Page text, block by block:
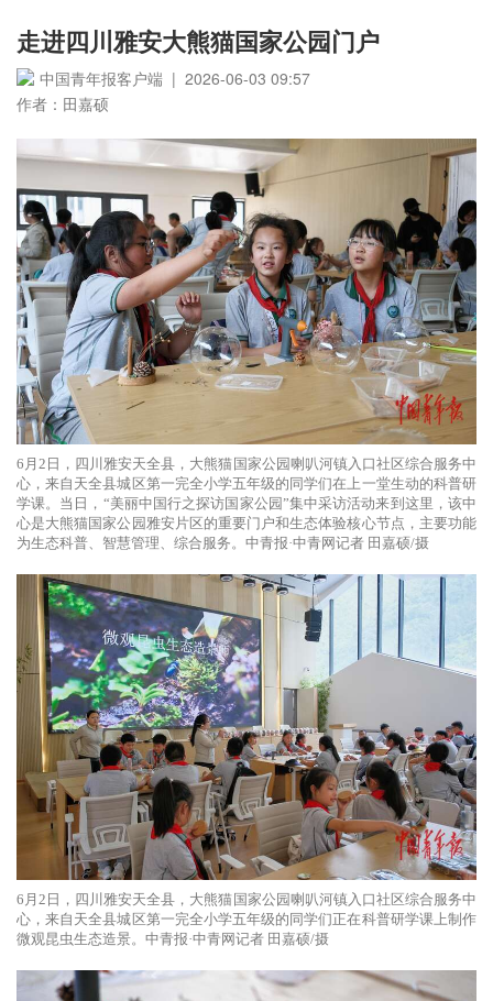
走进四川雅安大熊猫国家公园门户
中国青年报客户端 | 2026-06-03 09:57
作者：田嘉硕
6月2日，四川雅安天全县，大熊猫国家公园喇叭河镇入口社区综合服务中
心，来自天全县城区第一完全小学五年级的同学们在上一堂生动的科普研
学课。当日，“美丽中国行之探访国家公园”集中采访活动来到这里，该中
心是大熊猫国家公园雅安片区的重要门户和生态体验核心节点，主要功能
为生态科普、智慧管理、综合服务。中青报·中青网记者 田嘉硕/摄
6月2日，四川雅安天全县，大熊猫国家公园喇叭河镇入口社区综合服务中
心，来自天全县城区第一完全小学五年级的同学们正在科普研学课上制作
微观昆虫生态造景。中青报·中青网记者 田嘉硕/摄